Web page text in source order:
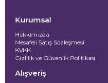
Kurumsal
Hakkımızda
Mesafeli Satış Sözleşmesi
KVKK
Gizlilik ve Güvenlik Politikası
Alışveriş